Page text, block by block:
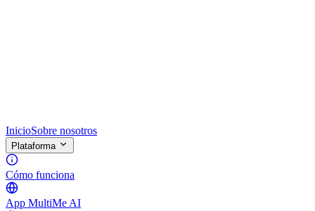
InicioSobre nosotros
Plataforma
Cómo funciona
App MultiMe AI